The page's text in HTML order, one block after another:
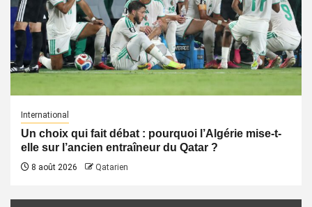
International
Un choix qui fait débat : pourquoi l’Algérie mise-t-
elle sur l’ancien entraîneur du Qatar ?
8 août 2026 Qatarien